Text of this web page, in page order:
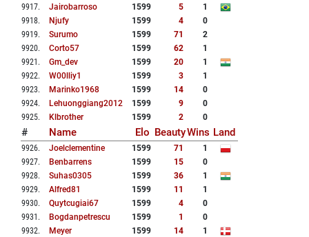
9917. Jairobarroso 1599 5
1
9918. Njufy 1599 4
0
9919. Surumo 1599 71
2
9920. Corto57 1599 62
1
9921 . Gm_dev 1599 20
1
9922. W00lliy1 1599 3
1
9923. Marinko1968 1599 14
0
9924. Lehuonggiang2012 1599 9
0
9925. Klbrother 1599 2 0
# Name Elo BeautyWins Land
9926. Joelclementine 1599 71
1
9927. Benbarrens 1599 15
0
9928. Suhas0305 1599 36
1
9929. Alfred81 1599 11
1
9930. Quytcugiai67 1599 4
0
9931 . Bogdanpetrescu 1599 1
0
9932. Meyer 1599 14
1